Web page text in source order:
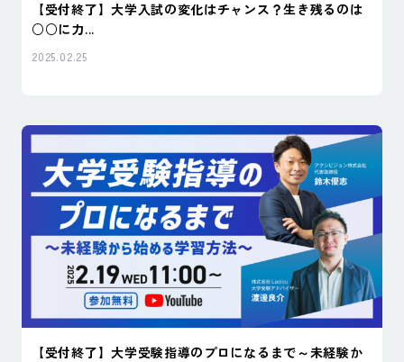
【受付終了】大学入試の変化はチャンス？生き残るのは
○○に力...
2025.02.25
【受付終了】大学受験指導のプロになるまで～未経験か